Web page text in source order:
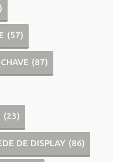
(57)
(87)
(23)
DE DISPLAY (86)